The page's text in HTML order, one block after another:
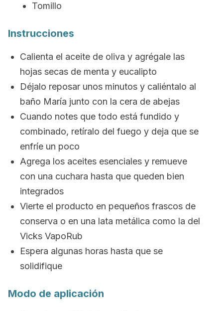
Tomillo
Instrucciones
Calienta el aceite de oliva y agrégale las
hojas secas de menta y eucalipto
Déjalo reposar unos minutos y caliéntalo al
baño María junto con la cera de abejas
Cuando notes que todo está fundido y
combinado, retíralo del fuego y deja que se
enfríe un poco
Agrega los aceites esenciales y remueve
con una cuchara hasta que queden bien
integrados
Vierte el producto en pequeños frascos de
conserva o en una lata metálica como la del
Vicks VapoRub
Espera algunas horas hasta que se
solidifique
Modo de aplicación